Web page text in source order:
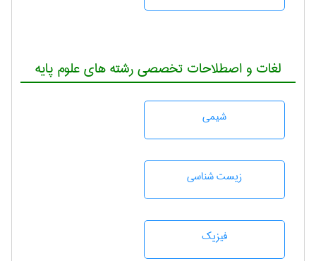
لغات و اصطلاحات تخصصی رشته های علوم پایه
شيمی
زيست شناسی
فیزیک